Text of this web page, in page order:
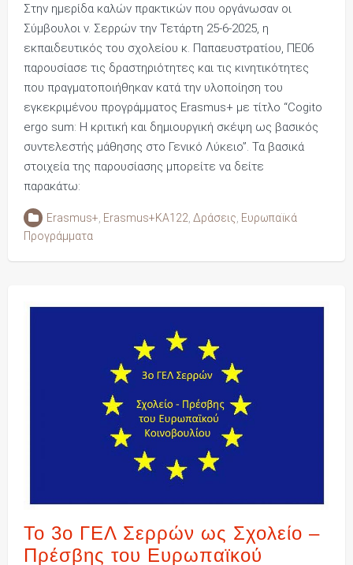
Στην ημερίδα καλών πρακτικών που οργάνωσαν οι
Σύμβουλοι ν. Σερρών την Τετάρτη 25-6-2025, η
εκπαιδευτικός του σχολείου κ. Παπαευστρατίου, ΠΕ06
παρουσίασε τις δραστηριότητες και τις κινητικότητες
που πραγματοποιήθηκαν κατά την υλοποίηση του
εγκεκριμένου προγράμματος Erasmus+ με τίτλο “Cogito
ergo sum: Η κριτική και δημιουργική σκέψη ως βασικός
συντελεστής μάθησης στο Γενικό Λύκειο”. Τα βασικά
στοιχεία της παρουσίασης μπορείτε να δείτε
παρακάτω:
Erasmus+ Erasmus+KA122 Δράσεις Ευρωπαϊκά
Προγράμματα
Το 3ο ΓΕΛ Σερρών ως Σχολείο –
Πρέσβης του Ευρωπαϊκού